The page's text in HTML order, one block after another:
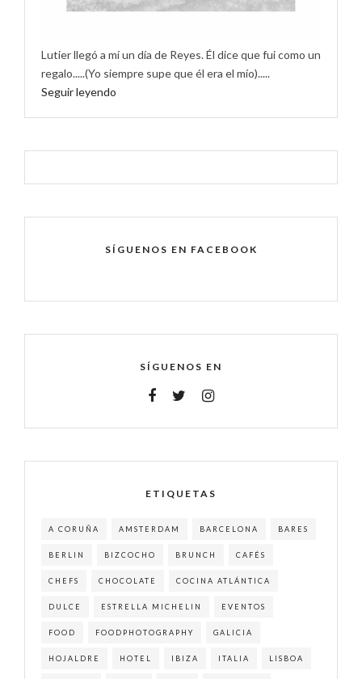
Lutier llegó a mí un día de Reyes. Él dice que fui como un
regalo.....(Yo siempre supe que él era el mío).....
Seguir leyendo
SÍGUENOS EN FACEBOOK
SÍGUENOS EN
ETIQUETAS
A CORUÑA AMSTERDAM BARCELONA BARES
BERLIN BIZCOCHO BRUNCH CAFÉS
CHEFS CHOCOLATE COCINA ATLÁNTICA
DULCE ESTRELLA MICHELIN EVENTOS
FOOD FOODPHOTOGRAPHY GALICIA
HOJALDRE HOTEL IBIZA ITALIA LISBOA